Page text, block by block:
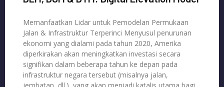
Memanfaatkan Lidar untuk Pemodelan Permukaan
Jalan & Infrastruktur Terperinci Menyusul penurunan
ekonomi yang dialami pada tahun 2020, Amerika
diperkirakan akan meningkatkan investasi secara
signifikan dalam beberapa tahun ke depan pada
infrastruktur negara tersebut (misalnya jalan,